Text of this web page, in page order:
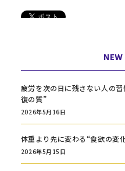
疲労を次の日に残さない人の
復の質”
2026年5月16日
体重より先に変わる“食欲の変
2026年5月15日